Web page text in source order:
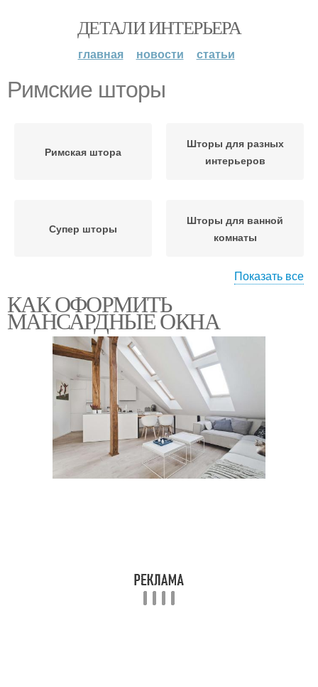
ДЕТАЛИ ИНТЕРЬЕРА
главная новости статьи
Римские шторы
Римская штора
Шторы для разных
интерьеров
Супер шторы
Шторы для ванной
комнаты
Шторы на пластиковые
окна
Шторы на штанге
Карнизы для римских
штор
Штора к стене Шторы на гардине
Показать все
КАК ОФОРМИТЬ
МАНСАРДНЫЕ ОКНА